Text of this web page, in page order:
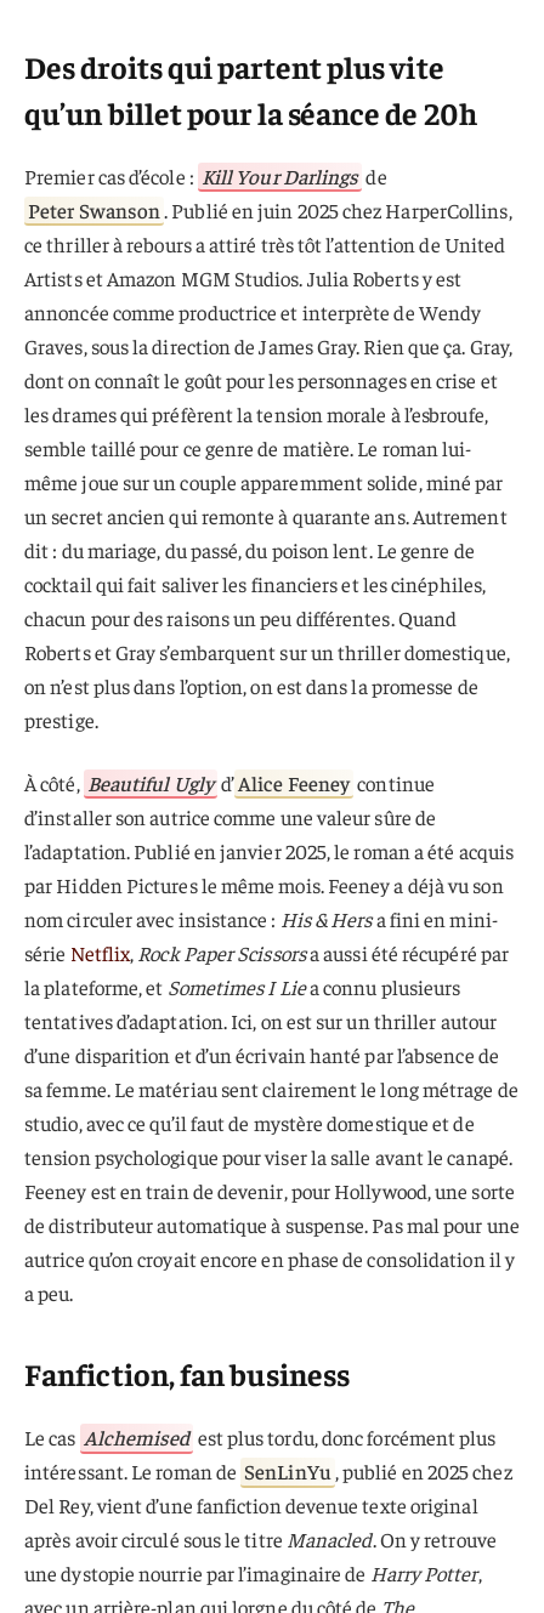
Des droits qui partent plus vite
qu’un billet pour la séance de 20h
Premier cas d’école : Kill Your Darlings de
Peter Swanson. Publié en juin 2025 chez HarperCollins,
ce thriller à rebours a attiré très tôt l’attention de United
Artists et Amazon MGM Studios. Julia Roberts y est
annoncée comme productrice et interprète de Wendy
Graves, sous la direction de James Gray. Rien que ça. Gray,
dont on connaît le goût pour les personnages en crise et
les drames qui préfèrent la tension morale à l’esbroufe,
semble taillé pour ce genre de matière. Le roman lui-
même joue sur un couple apparemment solide, miné par
un secret ancien qui remonte à quarante ans. Autrement
dit : du mariage, du passé, du poison lent. Le genre de
cocktail qui fait saliver les financiers et les cinéphiles,
chacun pour des raisons un peu différentes. Quand
Roberts et Gray s’embarquent sur un thriller domestique,
on n’est plus dans l’option, on est dans la promesse de
prestige.
À côté, Beautiful Uglyd’Alice Feeney continue
d’installer son autrice comme une valeur sûre de
l’adaptation. Publié en janvier 2025, le roman a été acquis
par Hidden Pictures le même mois. Feeney a déjà vu son
nom circuler avec insistance : His & Hersa fini en mini-
série Netflix, Rock Paper Scissorsa aussi été récupéré par
la plateforme, et Sometimes I Liea connu plusieurs
tentatives d’adaptation. Ici, on est sur un thriller autour
d’une disparition et d’un écrivain hanté par l’absence de
sa femme. Le matériau sent clairement le long métrage de
studio, avec ce qu’il faut de mystère domestique et de
tension psychologique pour viser la salle avant le canapé.
Feeney est en train de devenir, pour Hollywood, une sorte
de distributeur automatique à suspense. Pas mal pour une
autrice qu’on croyait encore en phase de consolidation il y
a peu.
Fanfiction, fan business
Le cas Alchemised est plus tordu, donc forcément plus
intéressant. Le roman de SenLinYu, publié en 2025 chez
Del Rey, vient d’une fanfiction devenue texte original
après avoir circulé sous le titre Manacled. On y retrouve
une dystopie nourrie par l’imaginaire de Harry Potter,
avec un arrière-plan qui lorgne du côté de The